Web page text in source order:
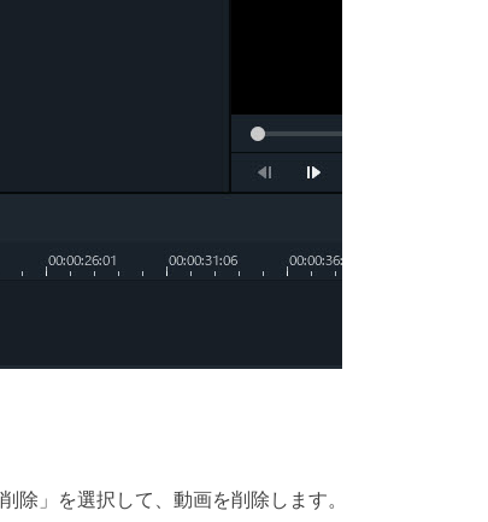
除」を選択して、動画を削除します。